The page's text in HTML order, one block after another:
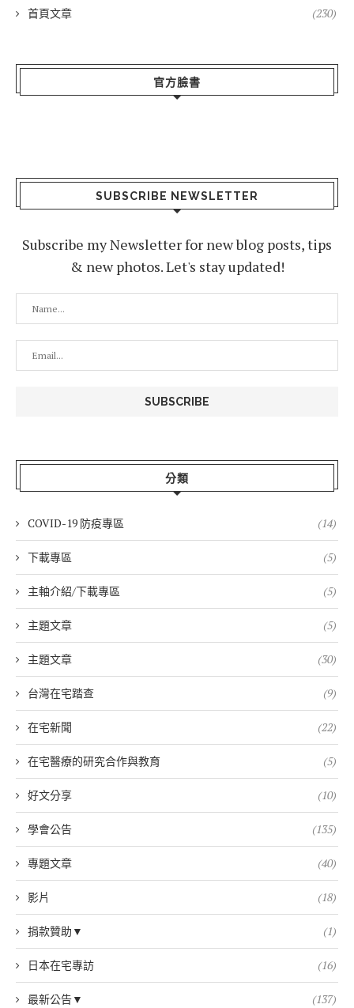
首頁文章 (230)
官方臉書
SUBSCRIBE NEWSLETTER
Subscribe my Newsletter for new blog posts, tips
& new photos. Let's stay updated!
分類
COVID-19 防疫專區 (14)
下載專區 (5)
主軸介紹/下載專區 (5)
主題文章 (5)
主題文章 (30)
台灣在宅踏查 (9)
在宅新聞 (22)
在宅醫療的研究合作與教育 (5)
好文分享 (10)
學會公告 (135)
專題文章 (40)
影片 (18)
捐款贊助▼ (1)
日本在宅專訪 (16)
最新公告▼ (137)